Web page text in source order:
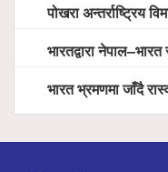
पोखरा अन्तर्राष्ट्रिय विमानस्थलमा फ्लाई
भारतद्वारा
भारत भ्रमणमा जाँदै